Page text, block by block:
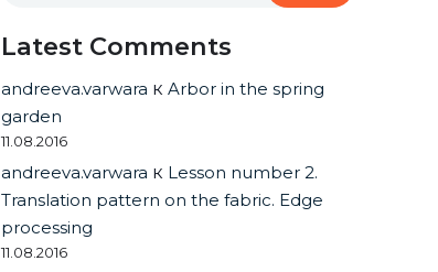
Latest Comments
andreeva.varwara кArbor in the spring
garden
11.08.2016
andreeva.varwara к Lesson number 2.
Translation pattern on the fabric. Edge
processing
11.08.2016